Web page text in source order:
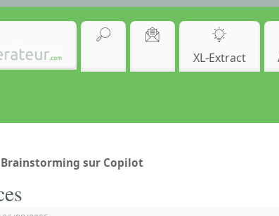
XL-Extract
Brainstorming sur Copilot